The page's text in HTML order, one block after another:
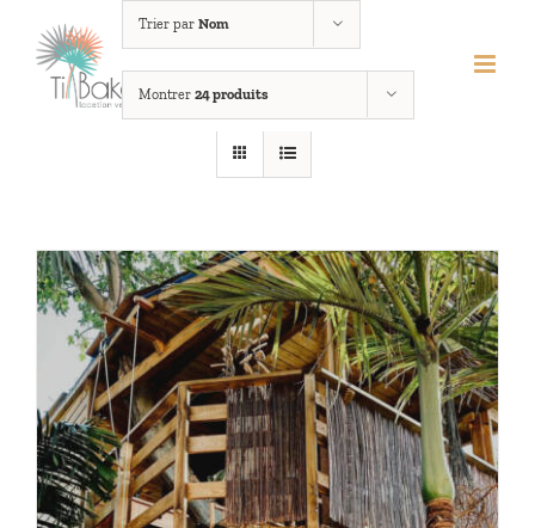
contenu
Trier par Nom
Montrer 24 produits